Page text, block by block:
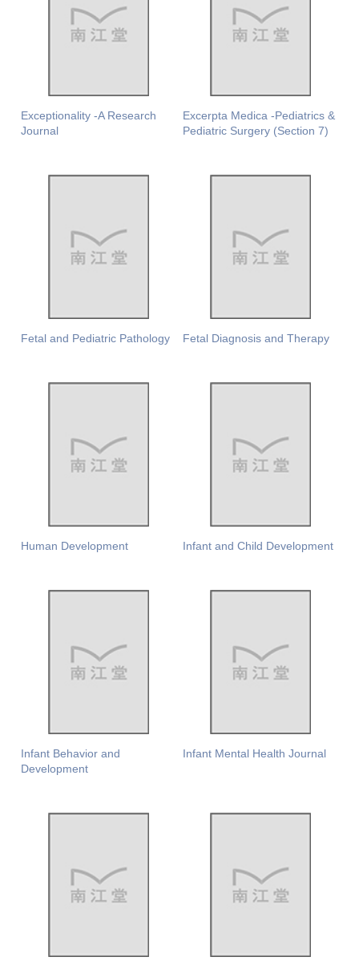
Exceptionality -A Research
Journal
Excerpta Medica -Pediatrics &
Pediatric Surgery (Section 7)
Fetal and Pediatric Pathology Fetal Diagnosis and Therapy
Human Development Infant and Child Development
Infant Behavior and
Development
Infant Mental Health Journal